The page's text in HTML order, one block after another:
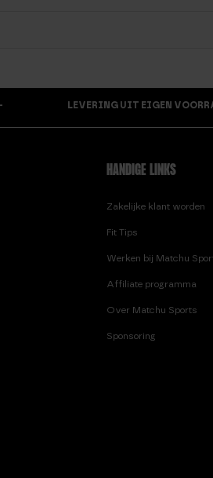
LEVERING UIT EIGEN
HANDIGE LINKS
Zakelijke klant worden
Fit Tips
Werken bij Matchu
Affiliate programma
Over Matchu Sports
Sponsoring